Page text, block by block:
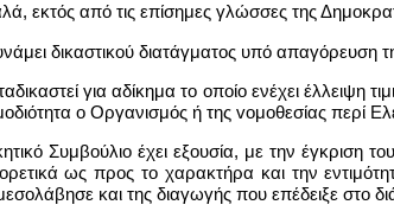
εκτός από τις επίσημες γλώσσες της
δικαστικού διατάγματος υπό απαγόρευση
για αδίκημα το οποίο ενέχει έλλειψη
o Οργανισμός ή της voμoθεσίας περί
Συμβούλιο έχει εξουσία, με την
ως προς το χαρακτήρα και την
και της διαγωγής που επέδειξε στο